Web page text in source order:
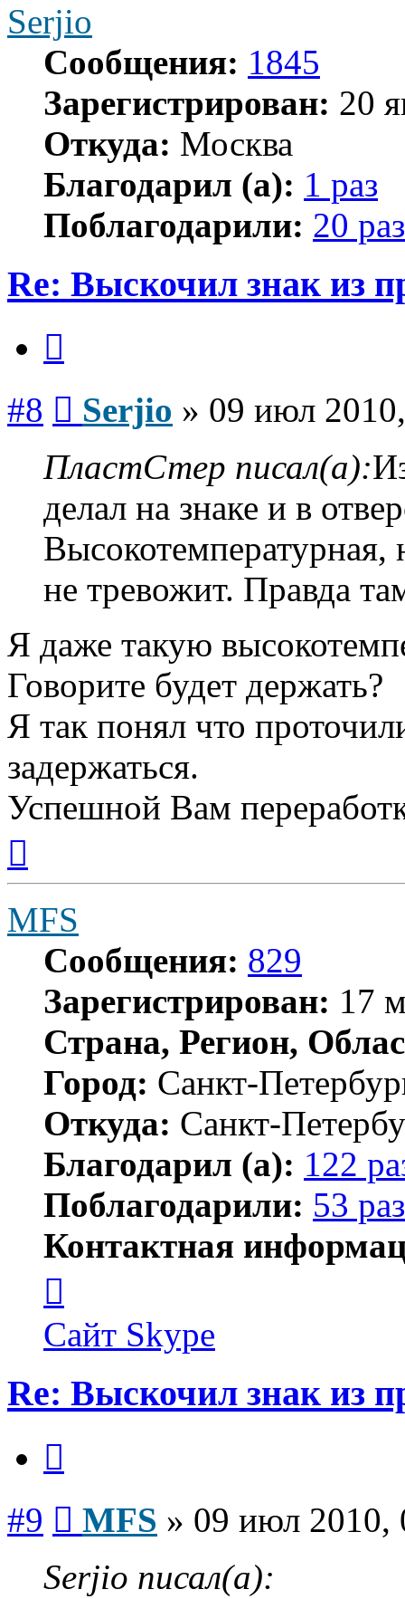
Serjio
Сообщения: 1845
Зарегистрирован: 20
Откуда: Москва
Благодарил (а): 1 раз
Поблагодарили: 20 раз
Re: Выскочил знак из
#8 Serjio » 09 июл
ПластСтер писал(а):
делал на знаке и в
Высокотемпературная,
не тревожит. Правда
Я даже такую
Говорите будет держать?
Я так понял что
задержаться.
Успешной Вам
началу
MFS
Сообщения: 829
Зарегистрирован: 17
Страна, Регион,
Город: Санкт-
Откуда: Санкт-
Благодарил (а): 122
Поблагодарили: 53
Контактная
пользователя
MFS
Сайт Skype
Re: Выскочил знак из
#9 MFS » 09 июл 2010,
Serjio писал(а):